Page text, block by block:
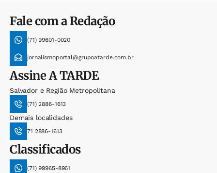
Fale com a Redação
(71) 99601-0020
jornalismoportal@grupoatarde.com.br
AssineA TARDE
Salvador e Região Metropolitana
(71) 2886-1613
Demais localidades
71 2886-1613
Classificados
(71) 99965-8961